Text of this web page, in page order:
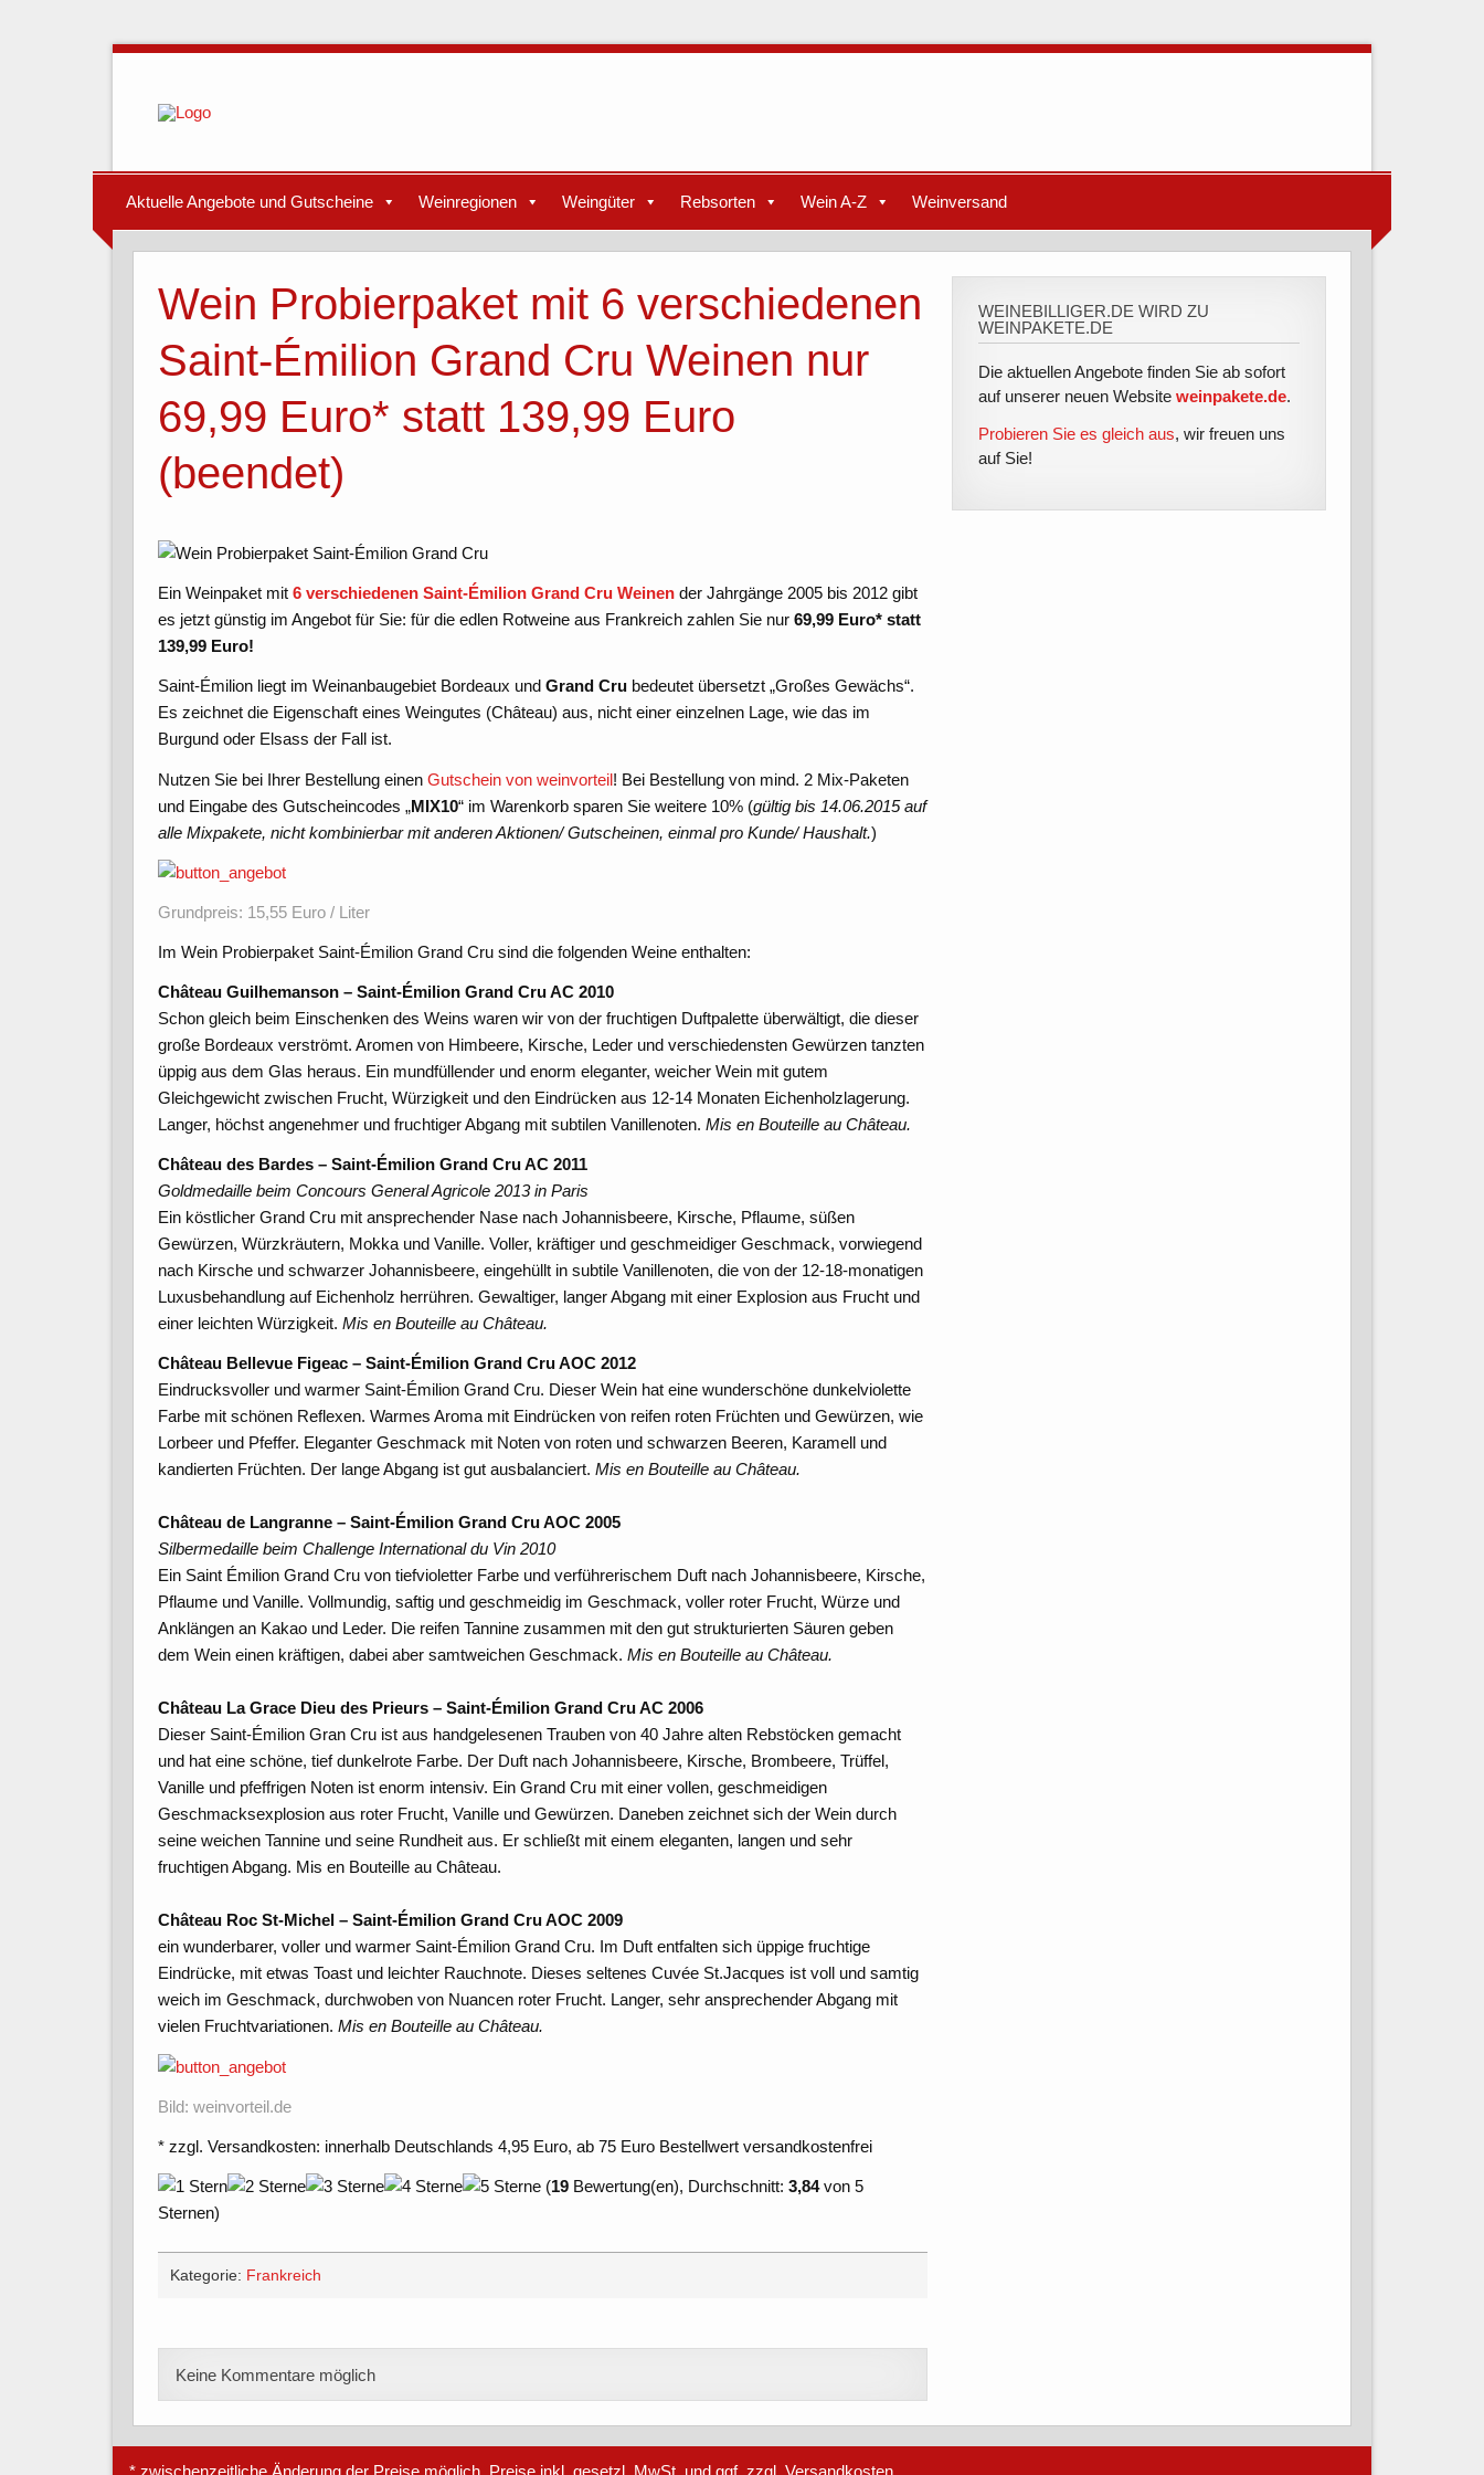
Aktuelle Angebote und Gutscheine Weinregionen Weingüter Rebsorten Wein A-Z Weinversand
Wein Probierpaket mit 6 verschiedenen
Saint-Émilion Grand Cru Weinen nur
69,99 Euro* statt 139,99 Euro
(beendet)
Ein Weinpaket mit6 verschiedenen Saint-Émilion Grand Cru Weinen der Jahrgänge 2005 bis 2012 gibt
es jetzt günstig im Angebot für Sie: für die edlen Rotweine aus Frankreich zahlen Sie nur69,99 Euro* statt
139,99 Euro!
Saint-Émilion liegt im Weinanbaugebiet Bordeaux undGrand Cru bedeutet übersetzt „Großes Gewächs“.
Es zeichnet die Eigenschaft eines Weingutes (Château) aus, nicht einer einzelnen Lage, wie das im
Burgund oder Elsass der Fall ist.
Nutzen Sie bei Ihrer Bestellung einenGutschein von weinvorteil! Bei Bestellung von mind. 2 Mix-Paketen
und Eingabe des Gutscheincodes „MIX10“ im Warenkorb sparen Sie weitere 10% (gültig bis 14.06.2015 auf
alle Mixpakete, nicht kombinierbar mit anderen Aktionen/ Gutscheinen, einmal pro Kunde/ Haushalt.)
Grundpreis: 15,55 Euro / Liter
Im Wein Probierpaket Saint-Émilion Grand Cru sind die folgenden Weine enthalten:
Château Guilhemanson – Saint-Émilion Grand Cru AC 2010
Schon gleich beim Einschenken des Weins waren wir von der fruchtigen Duftpalette überwältigt, die dieser
große Bordeaux verströmt. Aromen von Himbeere, Kirsche, Leder und verschiedensten Gewürzen tanzten
üppig aus dem Glas heraus. Ein mundfüllender und enorm eleganter, weicher Wein mit gutem
Gleichgewicht zwischen Frucht, Würzigkeit und den Eindrücken aus 12-14 Monaten Eichenholzlagerung.
Langer, höchst angenehmer und fruchtiger Abgang mit subtilen Vanillenoten.Mis en Bouteille au Château.
Château des Bardes – Saint-Émilion Grand Cru AC 2011
Goldmedaille beim Concours General Agricole 2013 in Paris
Ein köstlicher Grand Cru mit ansprechender Nase nach Johannisbeere, Kirsche, Pflaume, süßen
Gewürzen, Würzkräutern, Mokka und Vanille. Voller, kräftiger und geschmeidiger Geschmack, vorwiegend
nach Kirsche und schwarzer Johannisbeere, eingehüllt in subtile Vanillenoten, die von der 12-18-monatigen
Luxusbehandlung auf Eichenholz herrühren. Gewaltiger, langer Abgang mit einer Explosion aus Frucht und
einer leichten Würzigkeit.Mis en Bouteille au Château.
Château Bellevue Figeac – Saint-Émilion Grand Cru AOC 2012
Eindrucksvoller und warmer Saint-Émilion Grand Cru. Dieser Wein hat eine wunderschöne dunkelviolette
Farbe mit schönen Reflexen. Warmes Aroma mit Eindrücken von reifen roten Früchten und Gewürzen, wie
Lorbeer und Pfeffer. Eleganter Geschmack mit Noten von roten und schwarzen Beeren, Karamell und
kandierten Früchten. Der lange Abgang ist gut ausbalanciert.Mis en Bouteille au Château.
Château de Langranne – Saint-Émilion Grand Cru AOC 2005
Silbermedaille beim Challenge International du Vin 2010
Ein Saint Émilion Grand Cru von tiefvioletter Farbe und verführerischem Duft nach Johannisbeere, Kirsche,
Pflaume und Vanille. Vollmundig, saftig und geschmeidig im Geschmack, voller roter Frucht, Würze und
Anklängen an Kakao und Leder. Die reifen Tannine zusammen mit den gut strukturierten Säuren geben
dem Wein einen kräftigen, dabei aber samtweichen Geschmack.Mis en Bouteille au Château.
Château La Grace Dieu des Prieurs – Saint-Émilion Grand Cru AC 2006
Dieser Saint-Émilion Gran Cru ist aus handgelesenen Trauben von 40 Jahre alten Rebstöcken gemacht
und hat eine schöne, tief dunkelrote Farbe. Der Duft nach Johannisbeere, Kirsche, Brombeere, Trüffel,
Vanille und pfeffrigen Noten ist enorm intensiv. Ein Grand Cru mit einer vollen, geschmeidigen
Geschmacksexplosion aus roter Frucht, Vanille und Gewürzen. Daneben zeichnet sich der Wein durch
seine weichen Tannine und seine Rundheit aus. Er schließt mit einem eleganten, langen und sehr
fruchtigen Abgang. Mis en Bouteille au Château.
Château Roc St-Michel – Saint-Émilion Grand Cru AOC 2009
ein wunderbarer, voller und warmer Saint-Émilion Grand Cru. Im Duft entfalten sich üppige fruchtige
Eindrücke, mit etwas Toast und leichter Rauchnote. Dieses seltenes Cuvée St.Jacques ist voll und samtig
weich im Geschmack, durchwoben von Nuancen roter Frucht. Langer, sehr ansprechender Abgang mit
vielen Fruchtvariationen. Mis en Bouteille au Château.
Bild: weinvorteil.de
* zzgl. Versandkosten: innerhalb Deutschlands 4,95 Euro, ab 75 Euro Bestellwert versandkostenfrei
(19 Bewertung(en), Durchschnitt:3,84von 5
Sternen)
Kategorie: Frankreich
Keine Kommentare möglich
WEINEBILLIGER.DE WIRD ZU
WEINPAKETE.DE
Die aktuellen Angebote finden Sie ab sofort
auf unserer neuen Websiteweinpakete.de.
Probieren Sie es gleich aus, wir freuen uns
auf Sie!
* zwischenzeitliche Änderung der Preise möglich, Preise inkl. gesetzl. MwSt. und ggf. zzgl. Versandkosten.